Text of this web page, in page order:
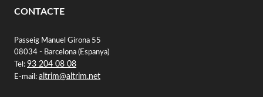
CONTACTE
Passeig Manuel Girona 55
08034 - Barcelona (Espanya)
Tel: 93 204 08 08
E-mail: altrim@altrim.net